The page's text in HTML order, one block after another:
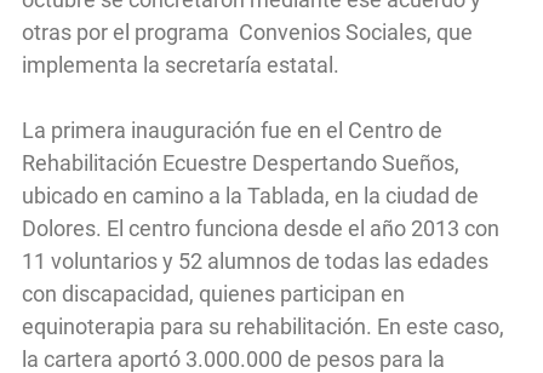
otras por el programa Convenios Sociales, que
implementa la secretaría estatal.
La primera inauguración fue en el Centro de
Rehabilitación Ecuestre Despertando Sueños,
ubicado en camino a la Tablada, en la ciudad de
Dolores. El centro funciona desde el año 2013 con
11 voluntarios y 52 alumnos de todas las edades
con discapacidad, quienes participan en
equinoterapia para su rehabilitación. En este caso,
la cartera aportó 3.000.000 de pesos para la